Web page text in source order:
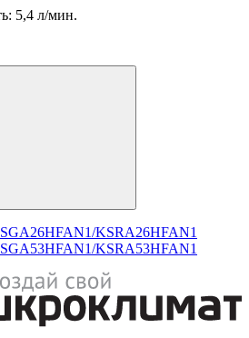
5,4 л/мин.
KSRA26HFAN1
KSRA53HFAN1